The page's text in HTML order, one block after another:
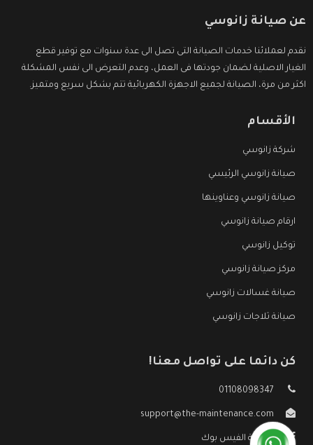
عن صيانة زانوسي
نقدم لعملائنا خدمات الصيانة التى تصل الى عدة سنوات مع توفير قطع
الغيار الاصلية لضمان جودتها فى العمل، وعدم التعرض الى نفس المشكلة
اكثر من مرة، الصيانة لجميع الاجهزة الكهربائية تتم بشكل سريع ومتميز.
الأقسام
شركة زانوسي
صيانة زانوسي الرئيسي
صيانة زانوسي وعناوينها
ارقام صيانة زانوسي
توكيل زانوسي
مركز صيانة زانوسي
صيانة غسالات زانوسي
صيانة ثلاجات زانوسي
كن دائما على تواصل معنا!
01108098347
support@the-maintenance.com
صفحة الفيس بوك